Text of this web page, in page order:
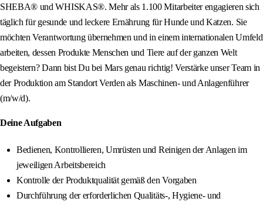
SHEBA® und WHISKAS®. Mehr als 1.100 Mitarbeiter engagieren sich
täglich für gesunde und leckere Ernährung für Hunde und Katzen. Sie
möchten Verantwortung übernehmen und in einem internationalen Umfeld
arbeiten, dessen Produkte Menschen und Tiere auf der ganzen Welt
begeistern? Dann bist Du bei Mars genau richtig! Verstärke unser Team in
der Produktion am Standort Verden als Maschinen- und Anlagenführer
(m/w/d).
Deine Aufgaben
Bedienen, Kontrollieren, Umrüsten und Reinigen der Anlagen im
jeweiligen Arbeitsbereich
Kontrolle der Produktqualität gemäß den Vorgaben
Durchführung der erforderlichen Qualitäts-, Hygiene- und